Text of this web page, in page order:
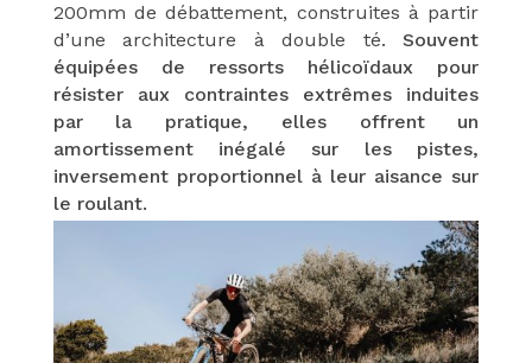
200mm de débattement, construites à partir
d’une architecture à double té.Souvent
équipées de ressorts hélicoïdaux pour
résister aux contraintes extrêmes induites
par la pratique, elles offrent un
amortissement inégalé sur les pistes,
inversement proportionnel à leur aisance sur
le roulant.